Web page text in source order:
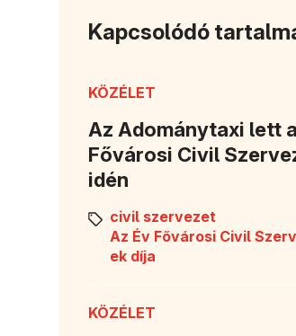
Kapcsolódó
KÖZÉLET
Az Adománytaxi lett
Fővárosi Civil
idén
civil szervezet
Az Év Fővárosi Civil
ek díja
KÖZÉLET